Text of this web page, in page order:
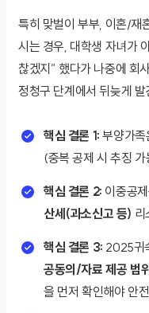
특히 맞벌이 부부, 이혼/재
시는 경우, 대학생 자녀가
찮겠지” 했다가 나중에 회
정청구 단계에서 뒤늦게 발
핵심 결론 1: 부양가
(중복 공제 시 추징 가
핵심 결론 2: 이중공
산세(과소신고 등) 리
핵심 결론 3: 2025귀
공동의/자료 제공 범
을 먼저 확인해야 안